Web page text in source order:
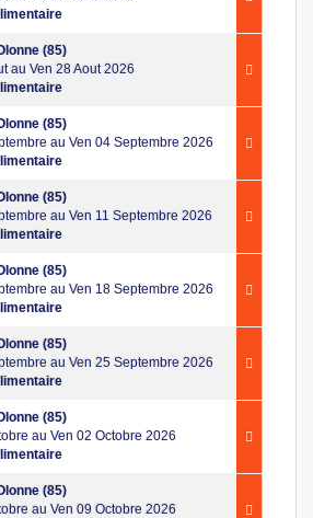
(85)
au Ven 28 Aout 2026
(85)
au Ven 04 Septembre 2026
(85)
au Ven 11 Septembre 2026
(85)
au Ven 18 Septembre 2026
(85)
au Ven 25 Septembre 2026
(85)
au Ven 02 Octobre 2026
(85)
au Ven 09 Octobre 2026